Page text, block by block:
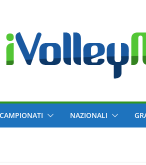
CAMPIONATI NAZIONALI